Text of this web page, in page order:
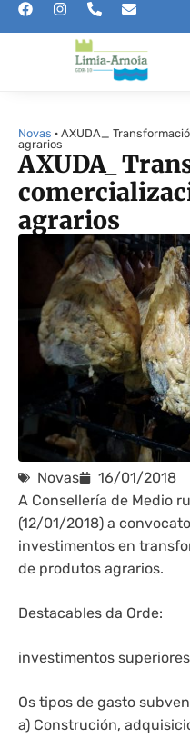
Novas · AXUDA_
agrarios
AXUDA_
agrarios
Novas
16/01/2018
A Consellería de Medio
(12/01/2018) a
investimentos en
de produtos agrarios.
Destacables da Orde:
investimentos
Os tipos de gasto
a) Construción,